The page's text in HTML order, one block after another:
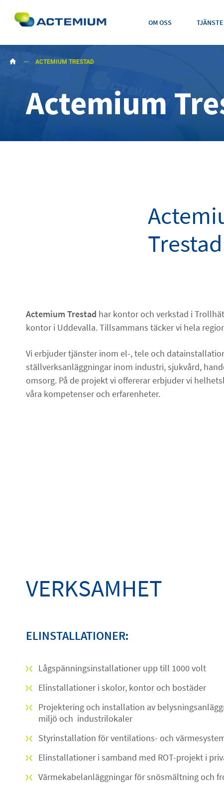
OM OSS
Sök
efter:
ACTEMIUM TRESTAD
Actemium
Trestad
Actemium Trestad har kontor och verkstad i
kontor i Uddevalla. Tillsammans täcker vi hela
Vi erbjuder tjänster inom el-, tele och
ställverksanläggningar inom industri, sjukvård,
omsorg. På de projekt vi offererar erbjuder vi
våra kompetenser och erfarenheter.
VERKSAMHET
ELINSTALLATIONER:
Lågspänningsinstallationer upp till 1000 volt
Elinstallationer i skolor, kontor och bostäder
Projektering och installation av
miljö och industrilokaler
Styrinstallation för ventilations- och
Elinstallationer i samband med ROT-projekt i
Värmekabelanläggningar för snösmältning och